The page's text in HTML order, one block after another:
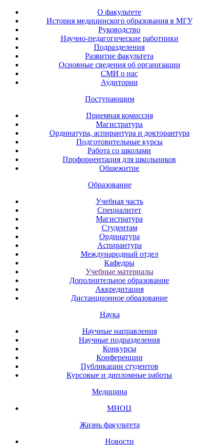
О факультете
История медицинского образования в МГУ
Руководство
Научно-педагогические работники
Подразделения
Развитие факультета
Основные сведения об организации
СМИ о нас
Аудитории
Поступающим
Приемная комиссия
Магистратура
Ординатура, аспирантура и докторантура
Подготовительные курсы
Работа со школами
Профориентация для школьников
Общежитие
Образование
Учебная часть
Специалитет
Магистратура
Студентам
Ординатура
Аспирантура
Международный отдел
Кафедры
Учебные материалы
Дополнительное образование
Аккредитация
Дистанционное образование
Наука
Научные направления
Научные подразделения
Конкурсы
Конференции
Публикации студентов
Курсовые и дипломные работы
Медицина
МНОЦ
Жизнь факультета
Новости